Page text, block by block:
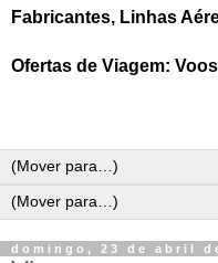
Fabricantes, Linhas
Ofertas de Viagem:
domingo, 23 de abril